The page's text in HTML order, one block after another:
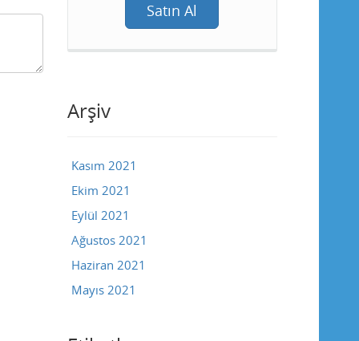
Satın Al
Arşiv
Kasım 2021
Ekim 2021
Eylül 2021
Ağustos 2021
Haziran 2021
Mayıs 2021